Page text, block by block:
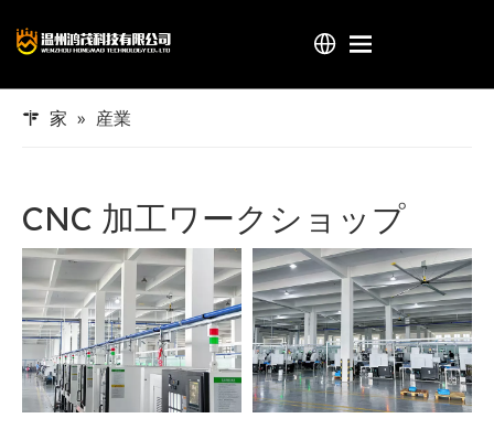
家
ホンマオについて
サービス
ブログ
接触
家 » 産業
CNC 加工ワークショップ